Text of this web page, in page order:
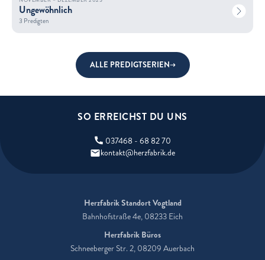
Ungewöhnlich
3 Predigten
ALLE PREDIGTSERIEN
SO ERREICHST DU UNS
037468 - 68 82 70
kontakt@herzfabrik.de
Herzfabrik Standort Vogtland
Bahnhofstraße 4e, 08233 Eich
Herzfabrik Büros
Schneeberger Str. 2, 08209 Auerbach